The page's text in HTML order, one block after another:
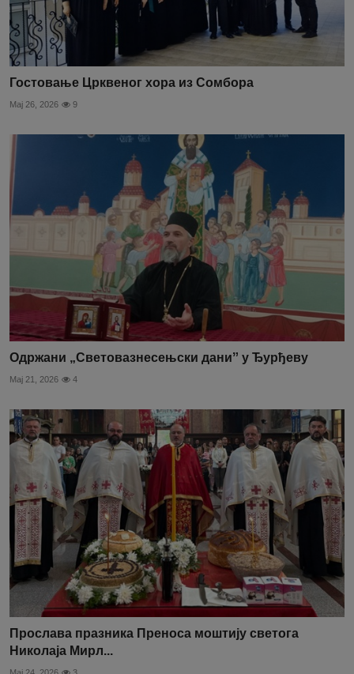
Гостовање Црквеног хора из Сомбора
Мај 26, 2026 9
Одржани „Световазнесењски даниˮ у Ђурђеву
Мај 21, 2026 4
Прослава празника Преноса моштију светога
Николаја Мирл...